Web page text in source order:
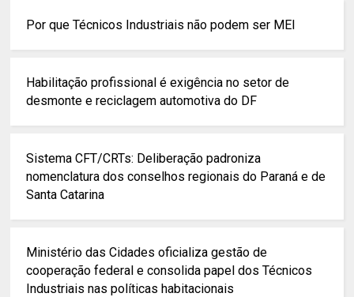
Por que Técnicos Industriais não podem ser MEI
Habilitação profissional é exigência no setor de
desmonte e reciclagem automotiva do DF
Sistema CFT/CRTs: Deliberação padroniza
nomenclatura dos conselhos regionais do Paraná e de
Santa Catarina
Ministério das Cidades oficializa gestão de
cooperação federal e consolida papel dos Técnicos
Industriais nas políticas habitacionais